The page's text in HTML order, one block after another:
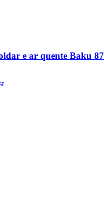
e ar quente Baku